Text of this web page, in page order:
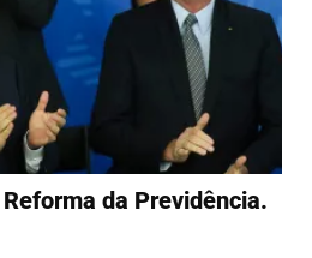
da Previdência.